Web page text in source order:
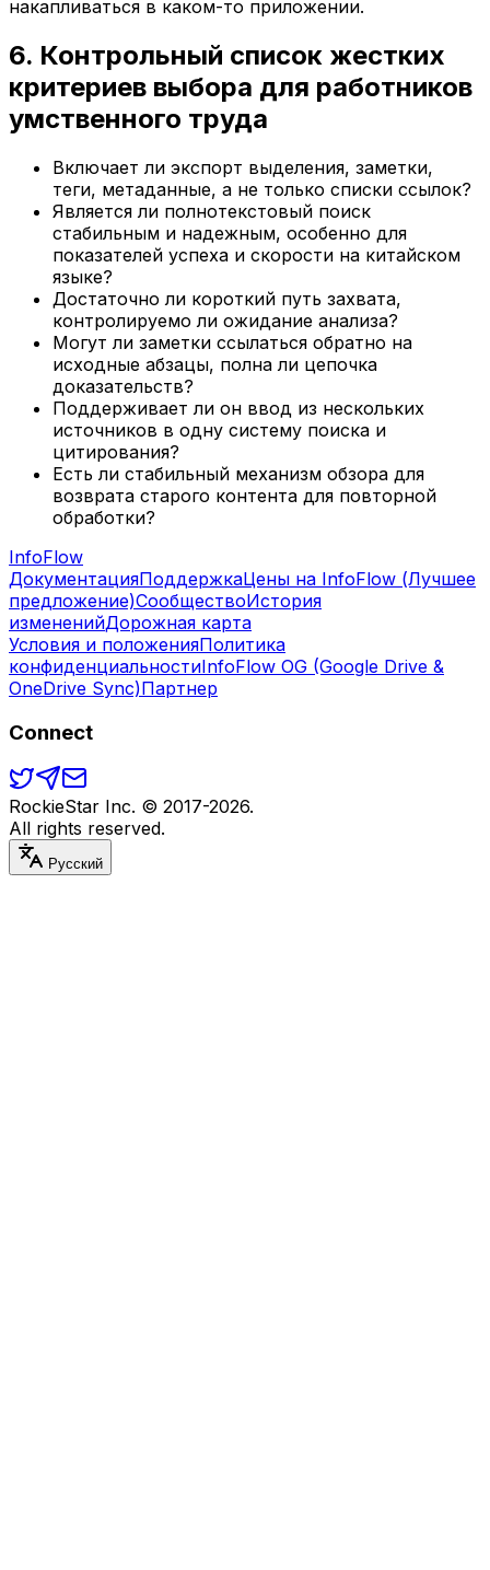
накапливаться в каком-то приложении.
6. Контрольный список жестких
критериев выбора для работников
умственного труда
Включает ли экспорт выделения, заметки,
теги, метаданные, а не только списки ссылок?
Является ли полнотекстовый поиск
стабильным и надежным, особенно для
показателей успеха и скорости на китайском
языке?
Достаточно ли короткий путь захвата,
контролируемо ли ожидание анализа?
Могут ли заметки ссылаться обратно на
исходные абзацы, полна ли цепочка
доказательств?
Поддерживает ли он ввод из нескольких
источников в одну систему поиска и
цитирования?
Есть ли стабильный механизм обзора для
возврата старого контента для повторной
обработки?
InfoFlow
ДокументацияПоддержкаЦены на InfoFlow (Лучшее
предложение)СообществоИстория
измененийДорожная карта
Условия и положенияПолитика
конфиденциальностиInfoFlow OG (Google Drive &
OneDrive Sync)Партнер
Connect
RockieStar Inc. © 2017-2026.
All rights reserved.
Русский